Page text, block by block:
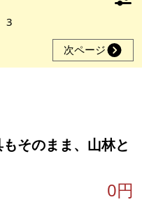
3
次ページ
そのまま、山林と
0円